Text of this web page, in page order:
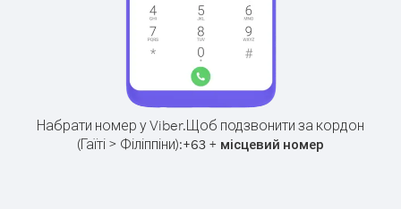
Набрати номер у Viber.Щоб подзвонити за кордон
(Гаїті > Філіппіни):+63 + місцевий номер